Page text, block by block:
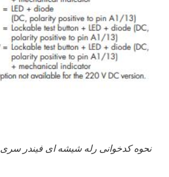
نحوه کدخوانی رله شیشه ای فیندر سری 55